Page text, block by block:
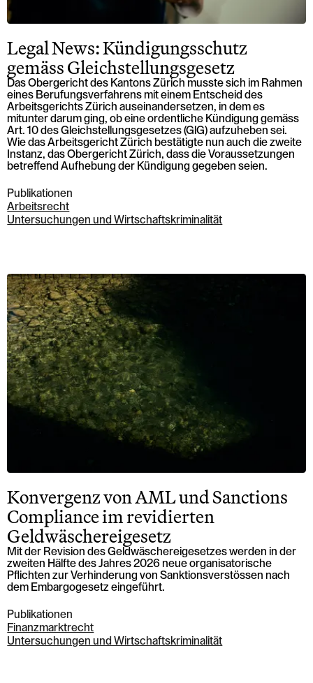
Legal News: Kündigungsschutz
gemäss Gleichstellungsgesetz
Das Obergericht des Kantons Zürich musste sich im Rahmen
eines Berufungsverfahrens mit einem Entscheid des
Arbeitsgerichts Zürich auseinandersetzen, in dem es
mitunter darum ging, ob eine ordentliche Kündigung gemäss
Art. 10 des Gleichstellungsgesetzes (GlG) aufzuheben sei.
Wie das Arbeitsgericht Zürich bestätigte nun auch die zweite
Instanz, das Obergericht Zürich, dass die Voraussetzungen
betreffend Aufhebung der Kündigung gegeben seien.
Publikationen
Arbeitsrecht
Untersuchungen und Wirtschaftskriminalität
Konvergenz von AML und Sanctions
Compliance im revidierten
Geldwäschereigesetz
Mit der Revision des Geldwäschereigesetzes werden in der
zweiten Hälfte des Jahres 2026 neue organisatorische
Pflichten zur Verhinderung von Sanktionsverstössen nach
dem Embargogesetz eingeführt.
Publikationen
Finanzmarktrecht
Untersuchungen und Wirtschaftskriminalität